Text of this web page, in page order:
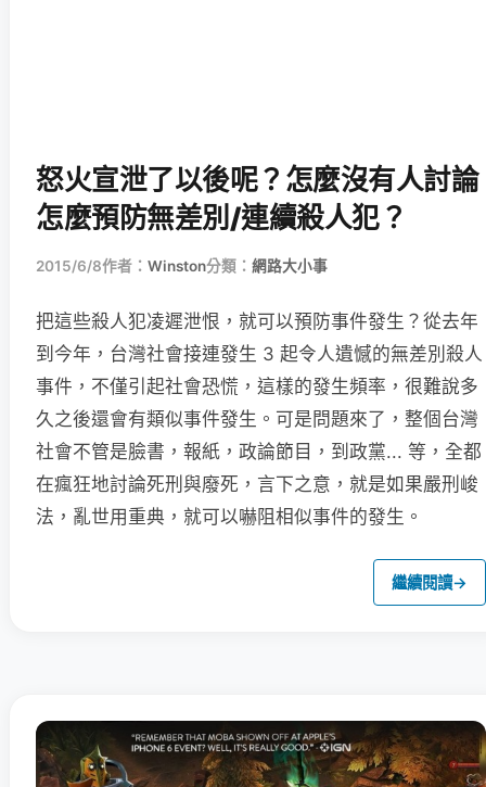
怒火宣泄了以後呢？怎麼沒有人討論
怎麼預防無差別/連續殺人犯？
2015/6/8作者： Winston分類： 網路大小事
把這些殺人犯凌遲泄恨，就可以預防事件發生？從去年
到今年，台灣社會接連發生 3 起令人遺憾的無差別殺人
事件，不僅引起社會恐慌，這樣的發生頻率，很難說多
久之後還會有類似事件發生。可是問題來了，整個台灣
社會不管是臉書，報紙，政論節目，到政黨... 等，全都
在瘋狂地討論死刑與廢死，言下之意，就是如果嚴刑峻
法，亂世用重典，就可以嚇阻相似事件的發生。
繼續閱讀→